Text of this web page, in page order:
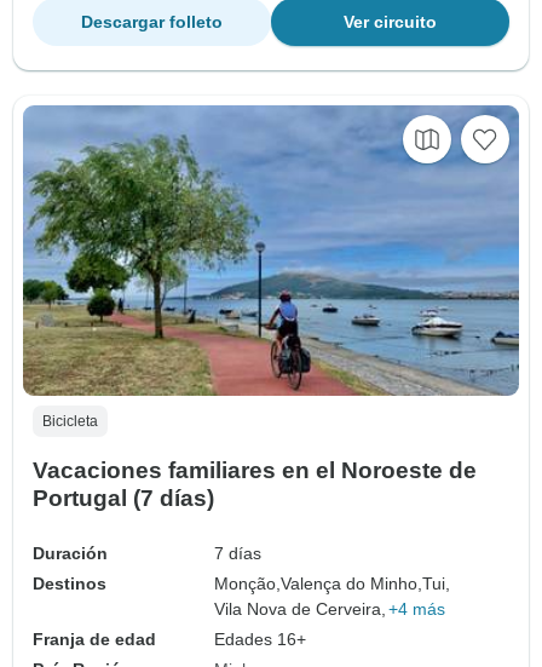
Ver circuito
Descargar folleto
Bicicleta
Vacaciones familiares en el Noroeste de
Portugal (7 días)
Duración
7 días
Destinos
Monção,Valença do Minho,Tui,
Vila Nova de Cerveira, +4 más
Franja de edad
Edades 16+